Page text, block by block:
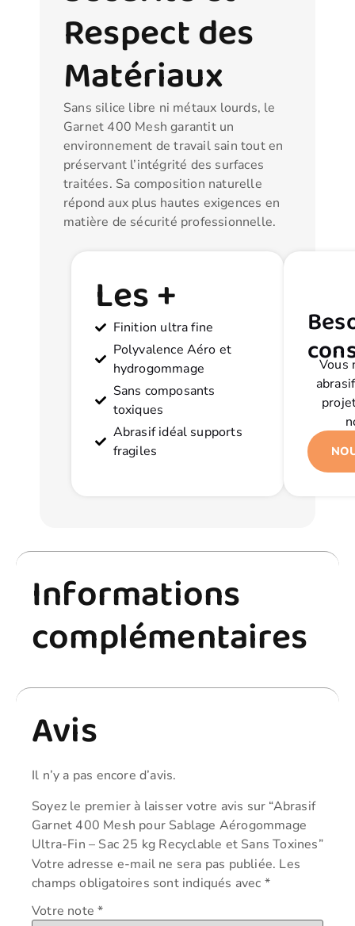
Respect des
Matériaux
Sans silice libre ni métaux lourds, le
Garnet 400 Mesh garantit un
environnement de travail sain tout en
préservant l’intégrité des surfaces
traitées. Sa composition naturelle
répond aux plus hautes exigences en
matière de sécurité professionnelle.
Les +
Finition ultra fine
Polyvalence Aéro et
hydrogommage
Sans composants
toxiques
Abrasif idéal supports
fragiles
Vous
Informations
complémentaires
Avis
Il n’y a pas encore d’avis.
Soyez le premier à laisser votre avis sur “Abrasif
Garnet 400 Mesh pour Sablage Aérogommage
Ultra-Fin – Sac 25 kg Recyclable et Sans Toxines”
Votre adresse e-mail ne sera pas publiée. Les
champs obligatoires sont indiqués avec *
Votre note*